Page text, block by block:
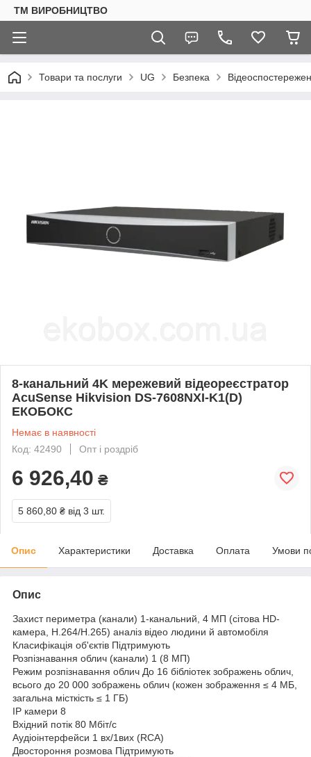
ТМ ВИРОБНИЦТВО
Товари та послуги UG Безпека
8-канальний 4K мережевий відеореєстратор
AcuSense Hikvision DS-7608NXI-K1(D)
ЕКОБОКС
Немає в наявності
Код: 42490
Опт і роздріб
6 926,40 ₴
5 860,80 ₴ від 3 шт.
Опис Характеристики Доставка Оплата Умови
Опис
Захист периметра (канали) 1-канальний, 4 МП (сітова HD-
камера, H.264/H.265) аналіз відео людини й автомобіля
Класифікація об'єктів Підтримують
Розпізнавання облич (канали) 1 (8 МП)
Режим розпізнавання облич До 16 бібліотек зображень облич,
всього до 20 000 зображень облич (кожен зображення ≤ 4 МБ,
загальна місткість ≤ 1 ГБ)
IP камери 8
Вхідний потік 80 Мбіт/с
Аудіоінтерфейси 1 вх/1вих (RCA)
Двостороння розмова Підтримують